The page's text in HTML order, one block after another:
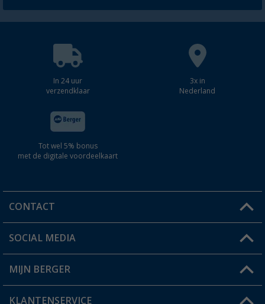
In 24 uur
verzendklaar
3x in
Nederland
Tot wel 5% bonus
met de digitale voordeelkaart
CONTACT
Een vraag?
Winkel vinden
SOCIAL MEDIA
MIJN BERGER
KLANTENSERVICE